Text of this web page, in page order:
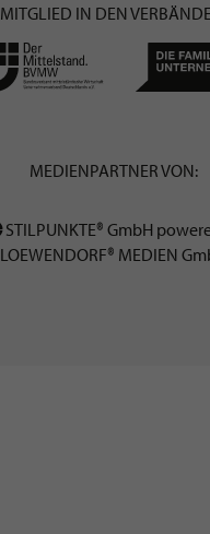
MITGLIED IN DEN
MEDIENPARTNER VON:
STILPUNKTE® GmbH
LOEWENDORF® MEDIEN